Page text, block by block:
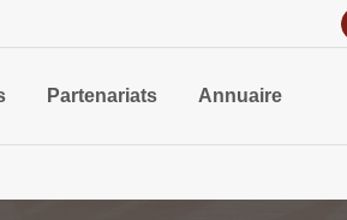
Partenariats Annuaire